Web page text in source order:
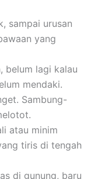
sampai urusan
yang
belum lagi kalau
mendaki.
Sambung-
atau minim
tiris di tengah
di gunung, baru